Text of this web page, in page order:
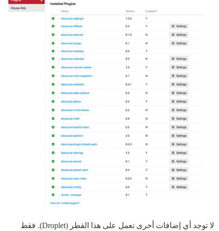
لا توجد أي إضافات أخرى تعمل على هذا القطر (Droplet). فقط